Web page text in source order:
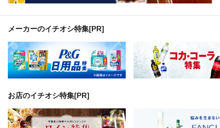
メーカーのイチオシ特集[PR]
お店のイチオシ特集[PR]